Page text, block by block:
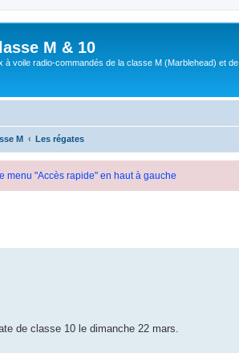
M & 10
voile radio-commandés de la classe M (Marblehead) et de
M Les régates
menu "Accès rapide" en haut à gauche
de classe 10 le dimanche 22 mars.